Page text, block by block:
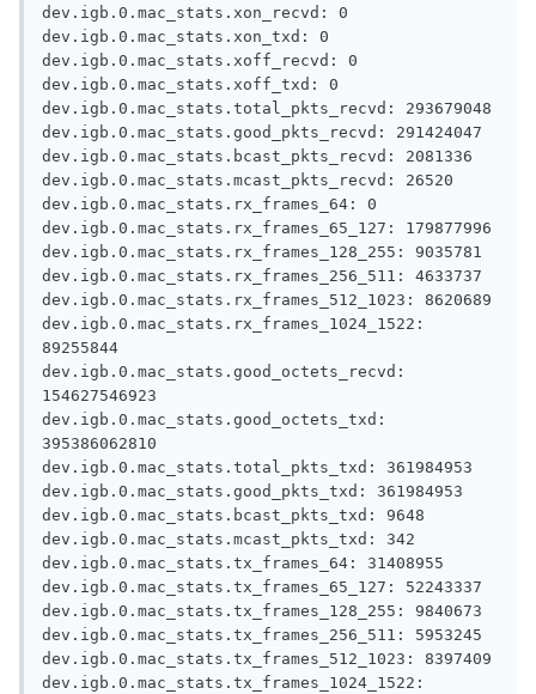
dev.igb.0.mac_stats.xon_recvd: 0
dev.igb.0.mac_stats.xon_txd: 0
dev.igb.0.mac_stats.xoff_recvd: 0
dev.igb.0.mac_stats.xoff_txd: 0
dev.igb.0.mac_stats.total_pkts_recvd: 293679048
dev.igb.0.mac_stats.good_pkts_recvd: 291424047
dev.igb.0.mac_stats.bcast_pkts_recvd: 2081336
dev.igb.0.mac_stats.mcast_pkts_recvd: 26520
dev.igb.0.mac_stats.rx_frames_64: 0
dev.igb.0.mac_stats.rx_frames_65_127: 179877996
dev.igb.0.mac_stats.rx_frames_128_255: 9035781
dev.igb.0.mac_stats.rx_frames_256_511: 4633737
dev.igb.0.mac_stats.rx_frames_512_1023: 8620689
dev.igb.0.mac_stats.rx_frames_1024_1522:
89255844
dev.igb.0.mac_stats.good_octets_recvd:
154627546923
dev.igb.0.mac_stats.good_octets_txd:
395386062810
dev.igb.0.mac_stats.total_pkts_txd: 361984953
dev.igb.0.mac_stats.good_pkts_txd: 361984953
dev.igb.0.mac_stats.bcast_pkts_txd: 9648
dev.igb.0.mac_stats.mcast_pkts_txd: 342
dev.igb.0.mac_stats.tx_frames_64: 31408955
dev.igb.0.mac_stats.tx_frames_65_127: 52243337
dev.igb.0.mac_stats.tx_frames_128_255: 9840673
dev.igb.0.mac_stats.tx_frames_256_511: 5953245
dev.igb.0.mac_stats.tx_frames_512_1023: 8397409
dev.igb.0.mac_stats.tx_frames_1024_1522: